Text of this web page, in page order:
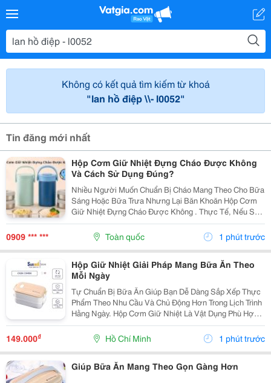
Không có kết quả tìm kiếm từ khoá
"lan hồ điệp \\- l0052"
Tin đăng mới nhất
Hộp Cơm Giữ Nhiệt Đựng Cháo Được Không
Và Cách Sử Dụng Đúng?
Nhiều Người Muốn Chuẩn Bị Cháo Mang Theo Cho Bữa
Sáng Hoặc Bữa Trưa Nhưng Lại Băn Khoăn Hộp Cơm
Giữ Nhiệt Đựng Cháo Được Không . Thực Tế, Nếu Sử
Dụng Đúng Cách, Hộp Cơm Giữ Nhiệt Hoàn Toàn Có
Thể Đáp Ứng Nhu Cầu Này. Tuy Nhiên, Để Cháo Giữ
Được Hương...
0909 *** *** Toàn quốc 1 phút trước
Hộp Giữ Nhiệt Giải Pháp Mang Bữa Ăn Theo
Mỗi Ngày
Tự Chuẩn Bị Bữa Ăn Giúp Bạn Dễ Dàng Sắp Xếp Thực
Phẩm Theo Nhu Cầu Và Chủ Động Hơn Trong Lịch Trình
Hằng Ngày. Hộp Cơm Giữ Nhiệt Là Vật Dụng Phù Hợp
Để Mang Cơm Đến Trường, Nơi Làm Việc Hoặc Sử
Dụng Trong Những Chuyến Đi. Ưu Tiên Thiết Kế Có
Nhiều...
149.000₫ Hồ Chí Minh 1 phút trước
Giúp Bữa Ăn Mang Theo Gọn Gàng Hơn